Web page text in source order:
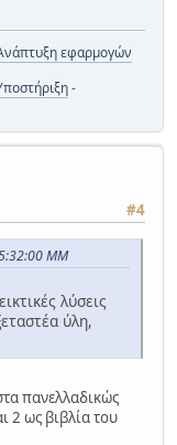
εφαρμογών
-
#4
ΜΜ
λύσεις
ύλη,
πανελλαδικώς
2 ως βιβλία του